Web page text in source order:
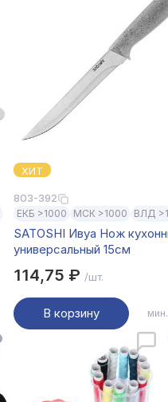
ХИТ
803-392
ЕКБ >1000 МСК >1000 ВЛД
SATOSHI Ивуа Нож
универсальный 15см
114,75 ₽ /шт.
В корзину